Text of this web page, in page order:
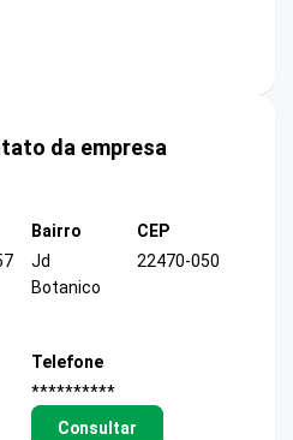
da empresa
Bairro
Jd
Botanico
CEP
22470-050
Telefone
**********
Consultar